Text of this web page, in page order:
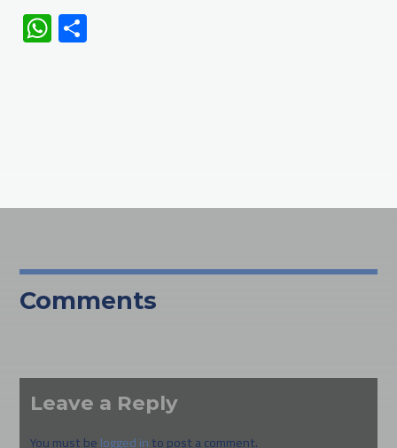
WhatsApp
Comments
Leave a Reply
You must belogged into post a comment.